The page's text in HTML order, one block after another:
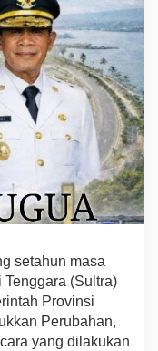
setahun masa
(Sultra)
Provinsi
Perubahan,
yang dilakukan